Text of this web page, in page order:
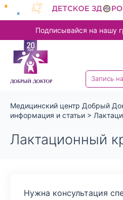
Подписывайся на нашу
Запись
Медицинский центр Добрый
информация и статьи >
Лактационный
Нужна консультация